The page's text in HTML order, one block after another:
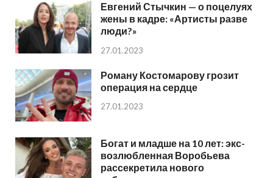
Евгений Стычкин — о поцелуях
жены в кадре: «Артисты разве
люди?»
27.01.2023
Роману Костомарову грозит
операция на сердце
27.01.2023
Богат и младше на 10 лет: экс-
возлюбленная Воробьева
рассекретила нового